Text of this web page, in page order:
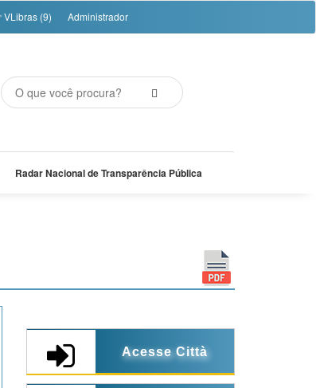
VLibras (9) Administrador
Radar Nacional de Transparência Pública
Acesse Città